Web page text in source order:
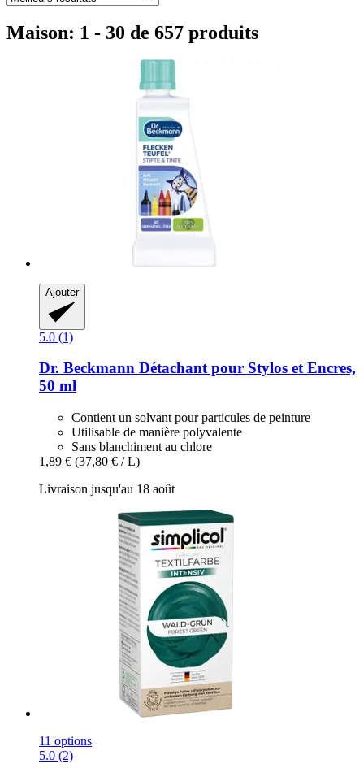
Maison: 1 - 30 de 657 produits
Ajouter
5.0 (1)
Dr. Beckmann Détachant pour Stylos et Encres,
50 ml
Contient un solvant pour particules de peinture
Utilisable de manière polyvalente
Sans blanchiment au chlore
1,89 € (37,80 € / L)
Livraison jusqu'au 18 août
11 options
5.0 (2)